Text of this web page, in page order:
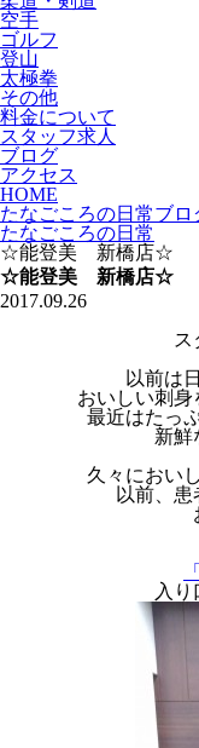
空手
ゴルフ
登山
太極拳
その他
料金について
スタッフ求人
ブログ
アクセス
HOME
たなごころの日常ブロ
たなごころの日常
☆能登美 新橋店☆
☆能登美 新橋店☆
2017.09.26
ス
以前は
おいしい刺
最近はたっ
新鮮
久々におい
以前、
入